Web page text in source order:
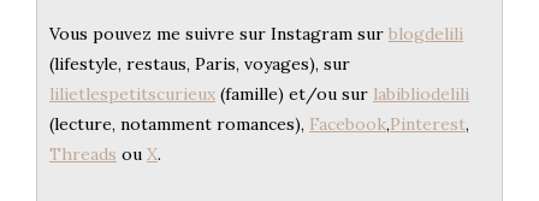
Vous pouvez me suivre sur Instagram sur blogdelili
(lifestyle, restaus, Paris, voyages), sur
lilietlespetitscurieux (famille) et/ou sur labibliodelili
(lecture, notamment romances), Facebook,Pinterest,
Threads ou X.